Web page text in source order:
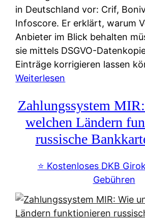
in Deutschland vor: Crif,
Infoscore. Er erklärt, warum
Anbieter im Blick behalten
sie mittels DSGVO-
Einträge korrigieren lassen
Weiterlesen
c
h
u
f
-
l
t
Zahlungssystem
welchen Ländern
russische
⭐️ Kostenloses DKB
Gebühren